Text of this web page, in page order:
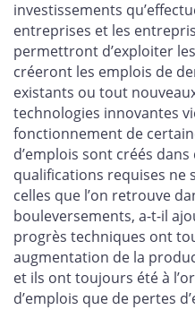
investissements
entreprises et les
permettront d’exploiter
créeront les emplois de
existants ou tout
technologies innovantes
fonctionnement de
d’emplois sont créés
qualifications requises ne
celles que l’on retrouve
bouleversements, a-t-il
progrès techniques ont
augmentation de la
et ils ont toujours été à
d’emplois que de pertes